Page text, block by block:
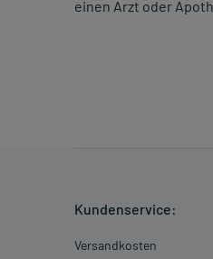
einen Arzt oder
Kundenservice:
Versandkosten